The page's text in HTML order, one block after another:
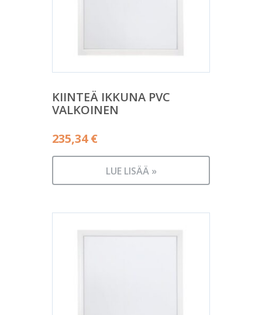
KIINTEÄ IKKUNA PVC
VALKOINEN
235,34€
LUE LISÄÄ »